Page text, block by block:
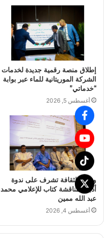
إطلاق منصة رقمية جديدة لخدمات
الشركة الموريتانية للماء عبر بوابة
“خدماتي”
أغسطس 5, 2026
وزارة الثقافة تشرف على ندوة
أدبية لمناقشة كتاب للإعلامي محمد
عبد الله ممين
أغسطس 4, 2026